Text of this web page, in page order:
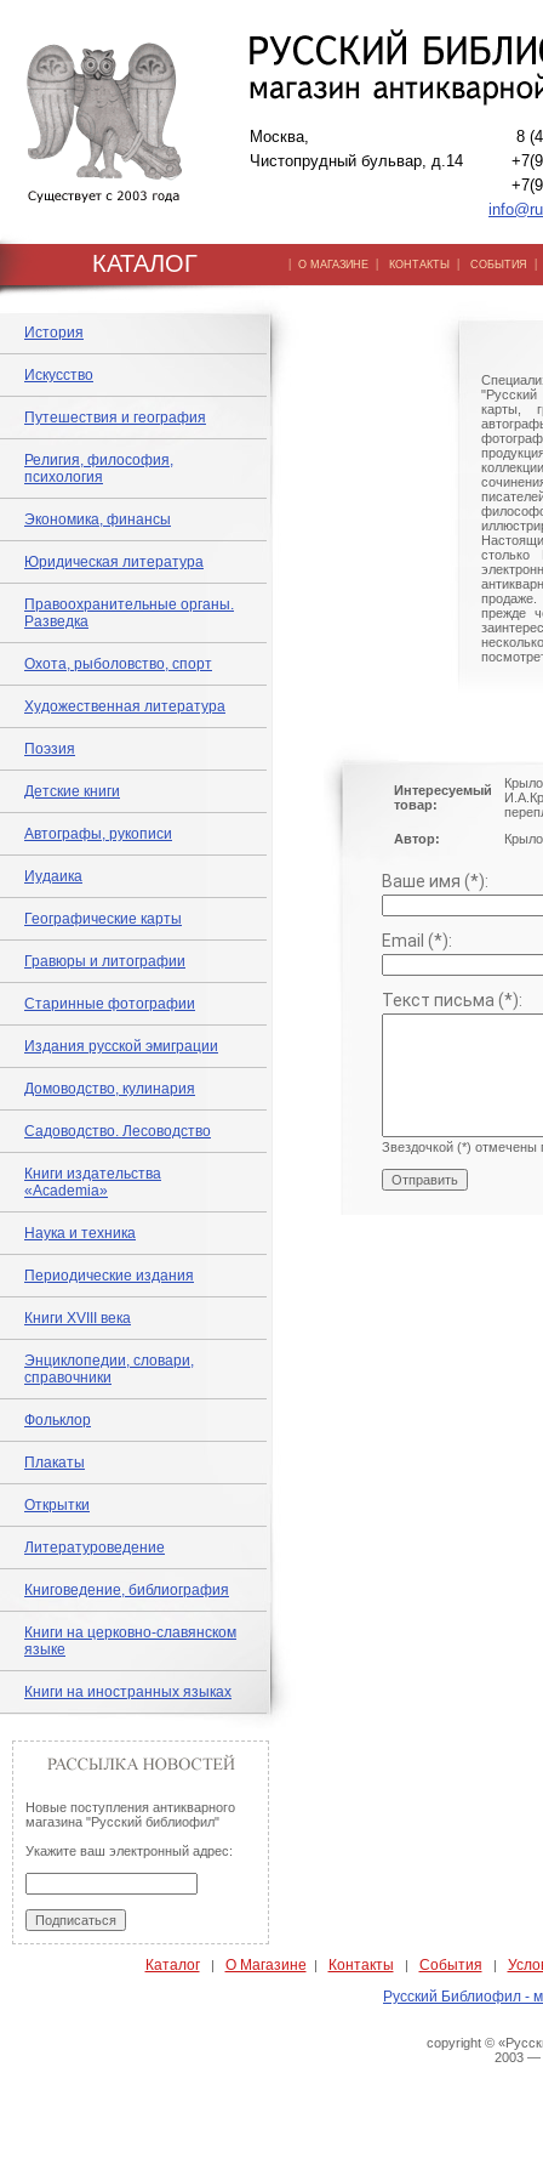
Москва,
Чистопрудный бульвар, д.14
8
КАТАЛОГ | О МАГАЗИНЕ | КОНТАКТЫ | СОБЫТИЯ
История
Искусство
Путешествия и география
Религия, философия,
психология
Экономика, финансы
Юридическая литература
Правоохранительные органы.
Разведка
Охота, рыболовство, спорт
Художественная литература
Поэзия
Детские книги
Автографы, рукописи
Иудаика
Географические карты
Гравюры и литографии
Старинные фотографии
Издания русской эмиграции
Домоводство, кулинария
Садоводство. Лесоводство
Книги издательства
«Academia»
Наука и техника
Периодические издания
Книги XVIII века
Энциклопедии, словари,
справочники
Фольклор
Плакаты
Открытки
Литературоведение
Книговедение, библиография
Книги на церковно-славянском
языке
Книги на иностранных языках
Новые поступления антикварного
магазина "Русский библиофил"
Укажите ваш электронный адрес:
"Русский
карты,
столько
прежде
Интересуемый
товар:
Автор:
Ваше имя (*):
Email (*):
Текст письма (*):
Звездочкой (*) отмечены
Каталог| О Магазине | Контакты | События |
Русский Библиофил -
copyright ©
2003 —